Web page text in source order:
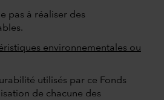
pas à réaliser des
environnementales ou
utilisés par ce Fonds
de chacune des